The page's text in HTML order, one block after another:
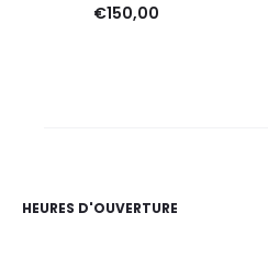
€150,00
HEURES D'OUVERTURE